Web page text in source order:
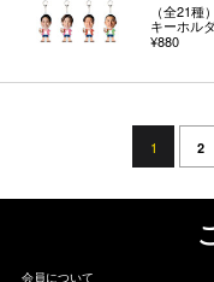
（全21
キーホル
¥880
1 2
会員について